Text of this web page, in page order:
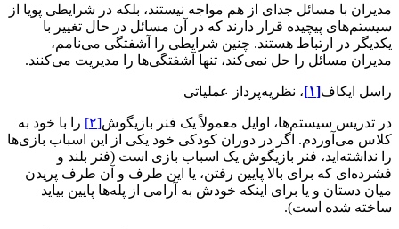
مدیران با مسائل جدای از هم مواجه نیستند، بلکه در شرایطی پویا از
سیستم‌های پیچیده قرار دارند که در آن مسائل در حال تغییر با
یکدیگر در ارتباط هستند. چنین شرایطی را آشفتگی می‌نامم،
مدیران مسائل را حل نمی‌کند، تنها آشفتگی‌ها را مدیریت می‌کنند.
راسل ایکاف[۱] ، نظریه‌پرداز عملیاتی
در تدریس سیستم‌ها، اوایل معمولاً یک فنر بازیگوش[۲]
را با خود به
کلاس می‌آوردم. اگر در دوران کودکی خود یکی از این اسباب بازی‌ها
را نداشته‌اید، فنر بازیگوش یک اسباب بازی است (فنر بلند و
فشرده‌ای که برای بالا پایین رفتن، یا این طرف و آن طرف پریدن
میان دستان و یا برای اینکه خودش به آرامی از پله‌ها پایین بیاید
ساخته شده است).